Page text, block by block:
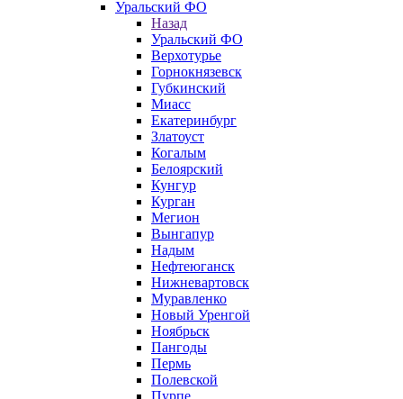
Уральский ФО
Назад
Уральский ФО
Верхотурье
Горнокнязевск
Губкинский
Миасс
Екатеринбург
Златоуст
Когалым
Белоярский
Кунгур
Курган
Мегион
Вынгапур
Надым
Нефтеюганск
Нижневартовск
Муравленко
Новый Уренгой
Ноябрьск
Пангоды
Пермь
Полевской
Пурпе